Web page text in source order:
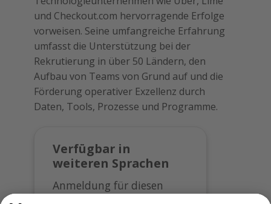
und Checkout.com hervorragende Erfolge
vorweisen. Seine umfangreiche Erfahrung
umfasst die Unterstützung bei der
Rekrutierung in über 50 Ländern, den
Aufbau von Teams von Grund auf und die
Förderung operativer Exzellenz durch
Daten, Tools, Prozesse und Programme.
Verfügbar in
weiteren Sprachen
Anmeldung für diesen